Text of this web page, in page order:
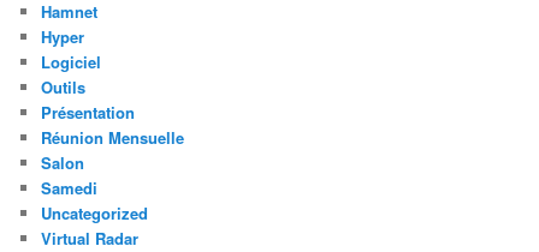
Hamnet
Hyper
Logiciel
Outils
Présentation
Réunion Mensuelle
Salon
Samedi
Uncategorized
Virtual Radar